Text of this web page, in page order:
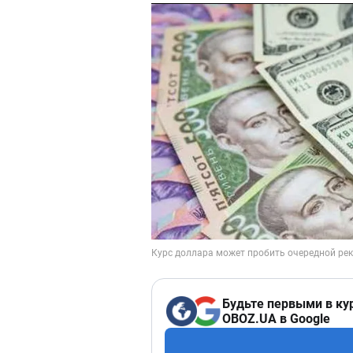
Будьте первыми в
OBOZ.UA в Google